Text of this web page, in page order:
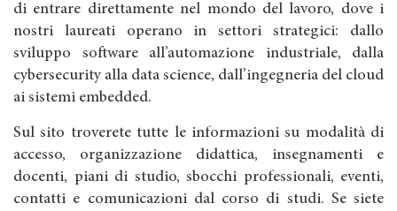
di entrare direttamente nel mondo del lavoro, dove i
nostri laureati operano in settori strategici: dallo
sviluppo software all’automazione industriale, dalla
cybersecurity alla data science, dall’ingegneria del cloud
ai sistemi embedded.
Sul sito troverete tutte le informazioni su modalità di
accesso, organizzazione didattica, insegnamenti e
docenti, piani di studio, sbocchi professionali, eventi,
contatti e comunicazioni dal corso di studi. Se siete